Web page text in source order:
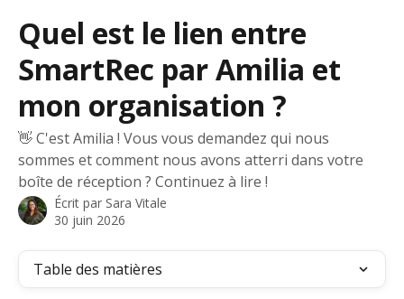
Quel est le lien entre
SmartRec par Amilia et
mon organisation ?
👋 C'est Amilia ! Vous vous demandez qui nous
sommes et comment nous avons atterri dans votre
boîte de réception ? Continuez à lire !
Écrit par Sara Vitale
30 juin 2026
Table des matières